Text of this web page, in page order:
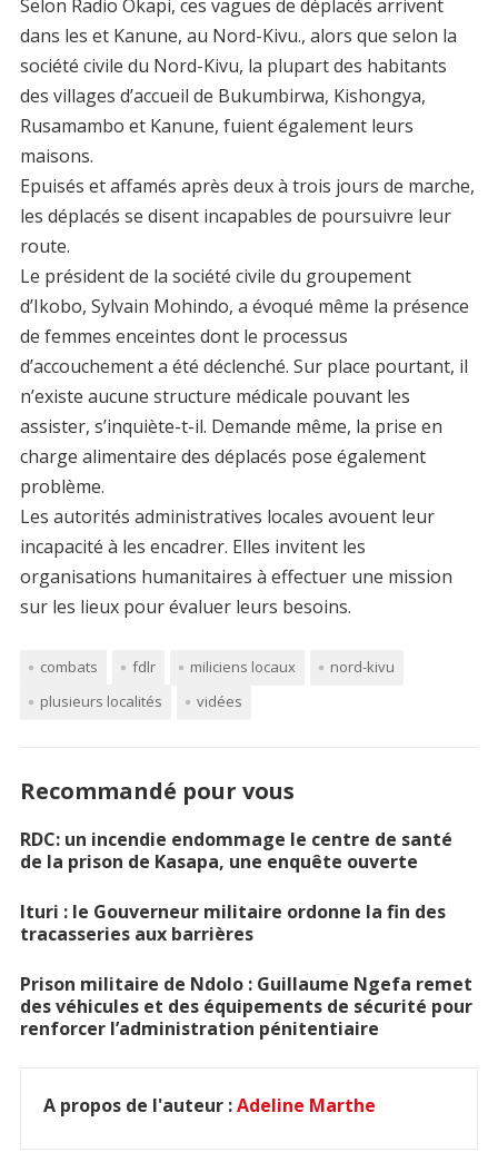
Selon Radio Okapi, ces vagues de déplacés arrivent
dans les et Kanune, au Nord-Kivu., alors que selon la
société civile du Nord-Kivu, la plupart des habitants
des villages d’accueil de Bukumbirwa, Kishongya,
Rusamambo et Kanune, fuient également leurs
maisons.
Epuisés et affamés après deux à trois jours de marche,
les déplacés se disent incapables de poursuivre leur
route.
Le président de la société civile du groupement
d’Ikobo, Sylvain Mohindo, a évoqué même la présence
de femmes enceintes dont le processus
d’accouchement a été déclenché. Sur place pourtant, il
n’existe aucune structure médicale pouvant les
assister, s’inquiète-t-il. Demande même, la prise en
charge alimentaire des déplacés pose également
problème.
Les autorités administratives locales avouent leur
incapacité à les encadrer. Elles invitent les
organisations humanitaires à effectuer une mission
sur les lieux pour évaluer leurs besoins.
combats fdlr miliciens locaux
nord-kivu
plusieurs localités
vidées
Recommandé pour vous
RDC: un incendie endommage le centre de santé
de la prison de Kasapa, une enquête ouverte
Ituri : le Gouverneur militaire ordonne la fin des
tracasseries aux barrières
Prison militaire de Ndolo : Guillaume Ngefa remet
des véhicules et des équipements de sécurité pour
renforcer l’administration pénitentiaire
A propos de l'auteur :Adeline Marthe